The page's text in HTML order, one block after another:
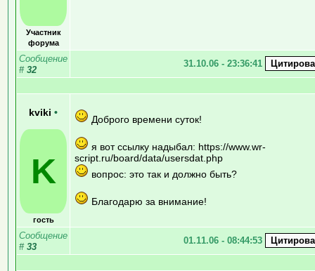
Участник
форума
Сообщение
# 32
31.10.06 - 23:36:41
kviki •
K
гость
Доброго времени суток!
я вот ссылку надыбал: https://www.wr-
script.ru/board/data/usersdat.php
вопрос: это так и должно быть?
Благодарю за внимание!
Сообщение
# 33
01.11.06 - 08:44:53